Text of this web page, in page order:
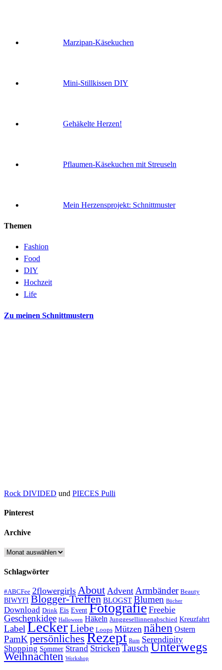
Marzipan-Käsekuchen
Mini-Stillkissen DIY
Gehäkelte Herzen!
Pflaumen-Käsekuchen mit Streuseln
Mein Herzensprojekt: Schnittmuster
Themen
Fashion
Food
DIY
Hochzeit
Life
Zu meinen Schnittmustern
Rock DIVIDED und PIECES Pulli
Pinterest
Archive
Archive
Schlagwörter
#ABCFee 2flowergirls About Advent Armbänder Beauty
BIWYFI Blogger-Treffen BLOGST Blumen Bücher
Download Drink Eis Event Fotografie Freebie
Geschenkidee Halloween Häkeln Junggesellinnenabschied Kreuzfahrt
LabelLeckerLiebe Loops Mützen nähen Ostern
PamKpersönliches Rezept Rum Serendipity
Shopping Sommer Strand Stricken TauschUnterwegs
Weihnachten Workshop